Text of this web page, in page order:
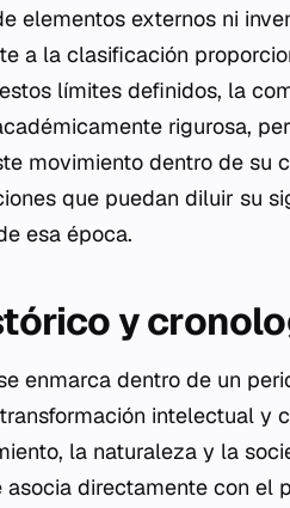
elementos externos ni
a la clasificación
límites definidos, la
rigurosa,
movimiento dentro de su
que puedan diluir su
esa época.
y
enmarca dentro de un
intelectual y
la naturaleza y la
asocia directamente con el